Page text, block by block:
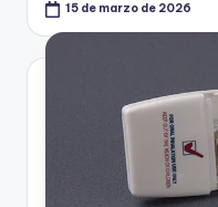
15 de marzo de 2026